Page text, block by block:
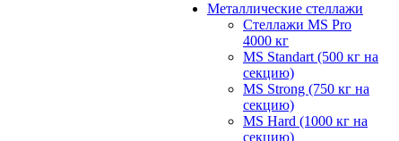
Металлические стеллажи
Стеллажи MS Pro
4000 кг
MS Standart (500 кг на
секцию)
MS Strong (750 кг на
секцию)
MS Hard (1000 кг на
секцию)